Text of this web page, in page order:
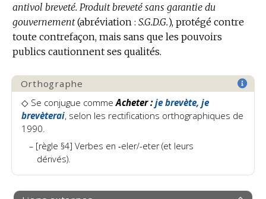
DOMAINE
:
antivol breveté. Produit breveté sans garantie du
gouvernement(abréviation : S.G.D.G.), protégé contre
toute contrefaçon, mais sans que les pouvoirs
publics cautionnent ses qualités.
Orthographe
◇ Se conjugue comme Acheter :je brevète, je
brevèterai, selon les rectifications orthographiques de
1990.
[règle §4] Verbes en ‑eler/-eter (et leurs
dérivés).